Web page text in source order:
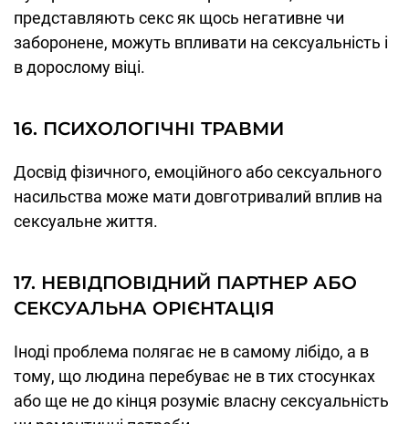
представляють секс як щось негативне чи
заборонене, можуть впливати на сексуальність і
в дорослому віці.
16. ПСИХОЛОГІЧНІ ТРАВМИ
Досвід фізичного, емоційного або сексуального
насильства може мати довготривалий вплив на
сексуальне життя.
17. НЕВІДПОВІДНИЙ ПАРТНЕР АБО
СЕКСУАЛЬНА ОРІЄНТАЦІЯ
Іноді проблема полягає не в самому лібідо, а в
тому, що людина перебуває не в тих стосунках
або ще не до кінця розуміє власну сексуальність